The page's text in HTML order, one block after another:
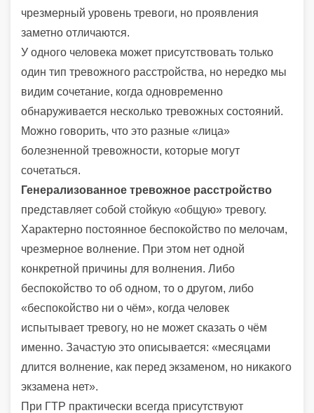
чрезмерный уровень тревоги, но проявления
заметно отличаются.
У одного человека может присутствовать только
один тип тревожного расстройства, но нередко мы
видим сочетание, когда одновременно
обнаруживается несколько тревожных состояний.
Можно говорить, что это разные «лица»
болезненной тревожности, которые могут
сочетаться.
Генерализованное тревожное расстройство
представляет собой стойкую «общую» тревогу.
Характерно постоянное беспокойство по мелочам,
чрезмерное волнение. При этом нет одной
конкретной причины для волнения. Либо
беспокойство то об одном, то о другом, либо
«беспокойство ни о чём», когда человек
испытывает тревогу, но не может сказать о чём
именно. Зачастую это описывается: «месяцами
длится волнение, как перед экзаменом, но никакого
экзамена нет».
При ГТР практически всегда присутствуют